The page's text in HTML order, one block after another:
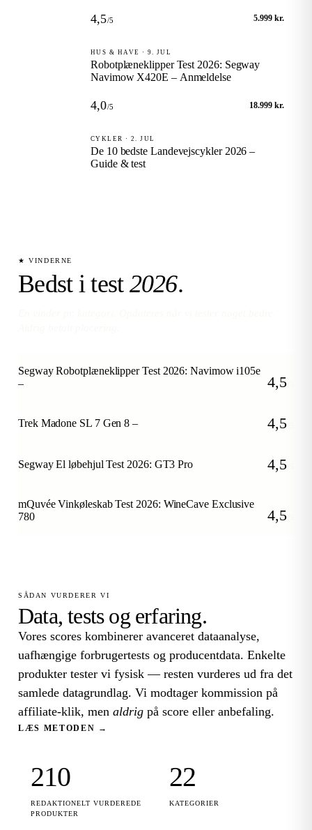
4,5/5 5.999 kr.
HUS & HAVE · 9. JUL
Robotplæneklipper Test 2026: Segway
Navimow X420E – Anmeldelse
4,0/5 18.999 kr.
CYKLER · 2. JUL
De 10 bedste Landevejscykler 2026 –
Guide & test
★ VINDERNE
Bedst i test 2026.
Segway Robotplæneklipper Test 2026: Navimow i105e
–
4,5
Trek Madone SL 7 Gen 8 – 4,5
Segway El løbehjul Test 2026: GT3 Pro 4,5
mQuvée Vinkøleskab Test 2026: WineCave Exclusive
780
4,5
SÅDAN VURDERER VI
Data, tests og erfaring.
Vores scores kombinerer avanceret dataanalyse,
uafhængige forbrugertests og producentdata. Enkelte
produkter tester vi fysisk — resten vurderes ud fra det
samlede datagrundlag. Vi modtager kommission på
affiliate-klik, men aldrig på score eller anbefaling.
LÆS METODEN →
210
REDAKTIONELT VURDEREDE
PRODUKTER
22
KATEGORIER